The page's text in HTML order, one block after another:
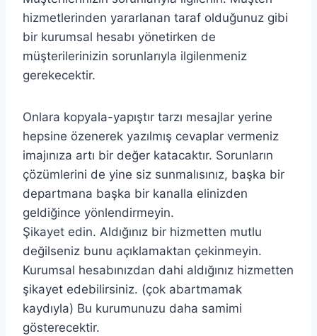
hizmetlerinden yararlanan taraf olduğunuz gibi
bir kurumsal hesabı yönetirken de
müşterilerinizin sorunlarıyla ilgilenmeniz
gerekecektir.
Onlara kopyala-yapıştır tarzı mesajlar yerine
hepsine özenerek yazılmış cevaplar vermeniz
imajınıza artı bir değer katacaktır. Sorunların
çözümlerini de yine siz sunmalısınız, başka bir
departmana başka bir kanalla elinizden
geldiğince yönlendirmeyin.
Şikayet edin. Aldığınız bir hizmetten mutlu
değilseniz bunu açıklamaktan çekinmeyin.
Kurumsal hesabınızdan dahi aldığınız hizmetten
şikayet edebilirsiniz. (çok abartmamak
kaydıyla) Bu kurumunuzu daha samimi
gösterecektir.